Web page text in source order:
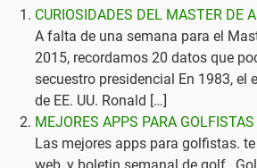
CURIOSIDADES DEL MASTER DE
A falta de una semana para el
2015, recordamos 20 datos que
secuestro presidencial En 1983, el
de EE. UU. Ronald […]
MEJORES APPS PARA
Las mejores apps para golfistas.
web, y boletin semanal de golf ,